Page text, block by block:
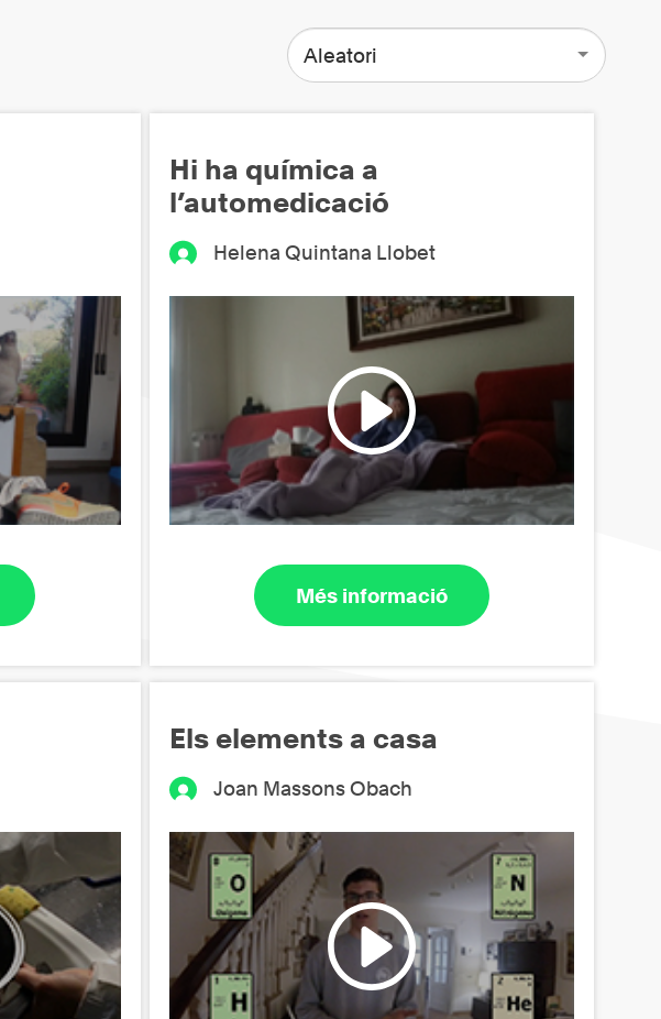
Aleatori
Hi ha química a
l’automedicació
Helena Quintana Llobet
Més informació
Els elements a casa
Joan Massons Obach